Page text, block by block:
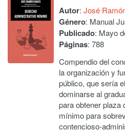
Autor: José
Género: Manual
Publicado: Mayo
Páginas: 788
Compendio del
la organización y
público, que sería
dominarse al
para obtener plaza
mínimo para
contencioso-